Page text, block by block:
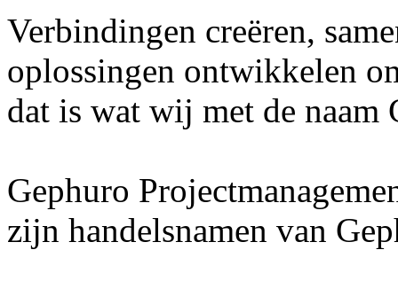
Verbindingen creëren,
oplossingen ontwikkelen
dat is wat wij met de
Gephuro
zijn handelsnamen van